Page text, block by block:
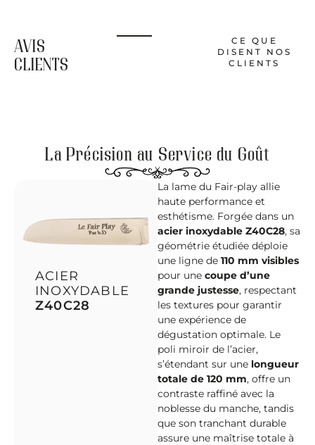
AVIS
CLIENTS
CE QUE
DISENT NOS
CLIENTS
La Précision au Service du Goût
ACIER
INOXYDABLE
Z40C28
​La lame du Fair-play allie
haute performance et
esthétisme. Forgée dans un
acier inoxydable Z40C28, sa
géométrie étudiée déploie
une ligne de 110 mm visibles
pour une coupe d’une
grande justesse, respectant
les textures pour garantir
une expérience de
dégustation optimale. Le
poli miroir de l’acier,
s’étendant sur une longueur
totale de 120 mm, offre un
contraste raffiné avec la
noblesse du manche, tandis
que son tranchant durable
assure une maîtrise totale à